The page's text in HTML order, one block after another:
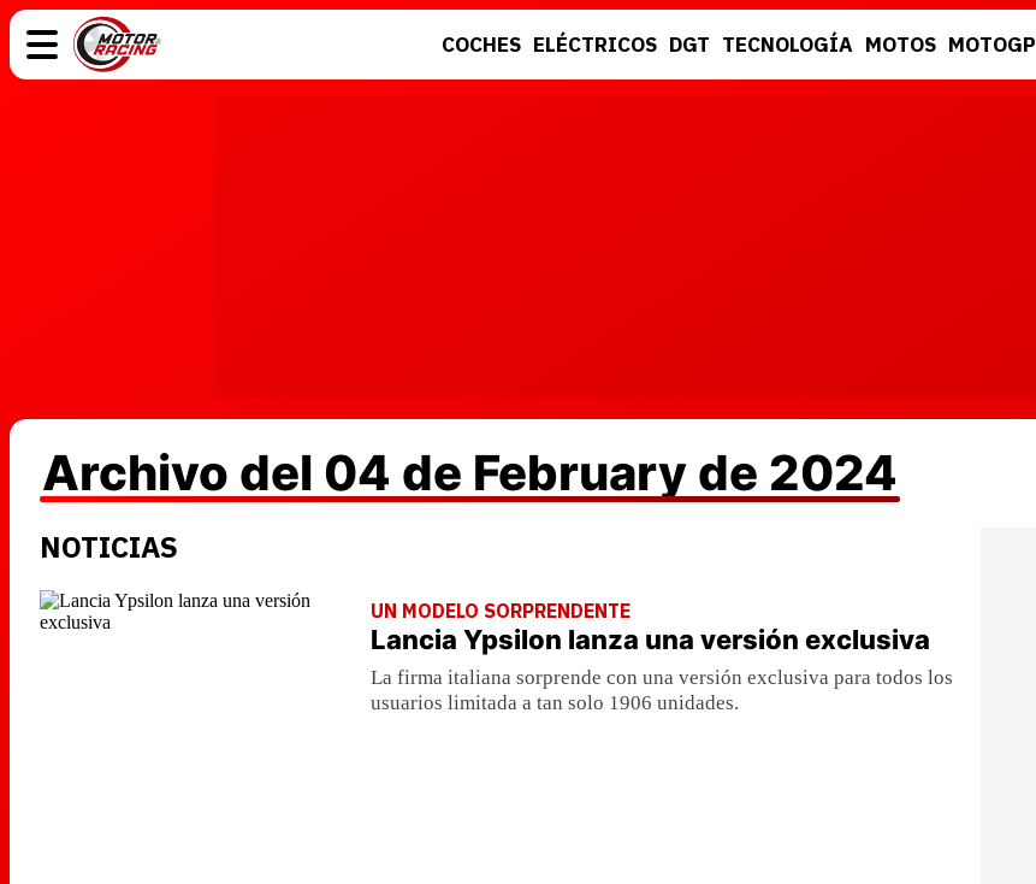
COCHES ELÉCTRICOS DGT TECNOLOGÍA MOTOS MOTOGP
Archivo del 04 de February de 2024
NOTICIAS
UN MODELO SORPRENDENTE
Lancia Ypsilon lanza una versión exclusiva
La firma italiana sorprende con una versión exclusiva para todos los
usuarios limitada a tan solo 1906 unidades.